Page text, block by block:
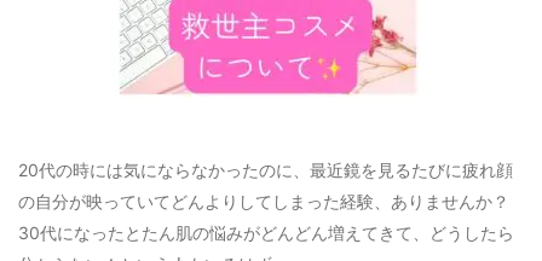
20代の時には気にならなかったのに、最近鏡を見るたびに疲れ顔
の自分が映っていてどんよりしてしまった経験、ありませんか？
30代になったとたん肌の悩みがどんどん増えてきて、どうしたら